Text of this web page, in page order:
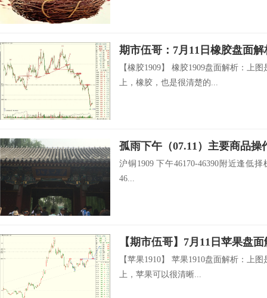
期市伍哥：7月11日橡胶盘面解
【橡胶1909】 橡胶1909盘面解析：上
上，橡胶，也是很清楚的...
孤雨下午（07.11）主要商品操
沪铜1909 下午46170-46390附近逢低
46...
【期市伍哥】7月11日苹果盘
【苹果1910】 苹果1910盘面解析：上
上，苹果可以很清晰...